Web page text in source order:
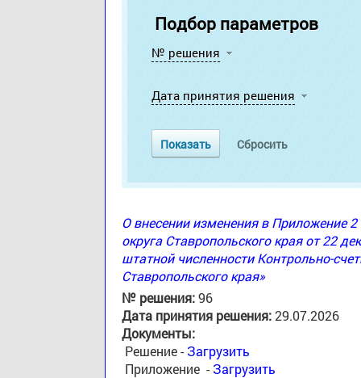
Подбор параметров
№ решения
Дата принятия решения
О внесении изменения в Приложение
округа Ставропольского края от 22
штатной численности Контрольно-
Ставропольского края»
№ решения:96
Дата принятия решения:29.07.2026
Документы:
Решение - Загрузить
Приложение - Загрузить